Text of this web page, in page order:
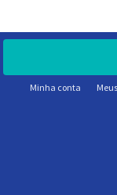
Minha conta